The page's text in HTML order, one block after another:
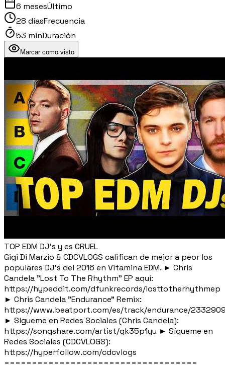
6 mesesÚltimo
28 díasFrecuencia
53 minDuración
Marcar como visto
TOP EDM DJ's y es CRUEL
Gigi Di Marzio & CDCVLOGS califican de mejor a peor los
populares DJ's del 2016 en Vitamina EDM. ► Chris
Candela "Lost To The Rhythm" EP aquí:
https://hypeddit.com/dfunkrecords/losttotherhythmep
► Chris Candela "Endurance" Remix:
https://www.beatport.com/es/track/endurance/
► Sígueme en Redes Sociales (Chris Candela):
https://songshare.com/artist/gk35p1yu ► Sígueme en
Redes Sociales (CDCVLOGS):
https://hyperfollow.com/cdcvlogs
===================================